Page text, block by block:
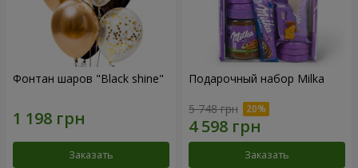
Фонтан шаров "Black shine"
Заказать
Подарочный набор Milka
5 748 грн
Заказать